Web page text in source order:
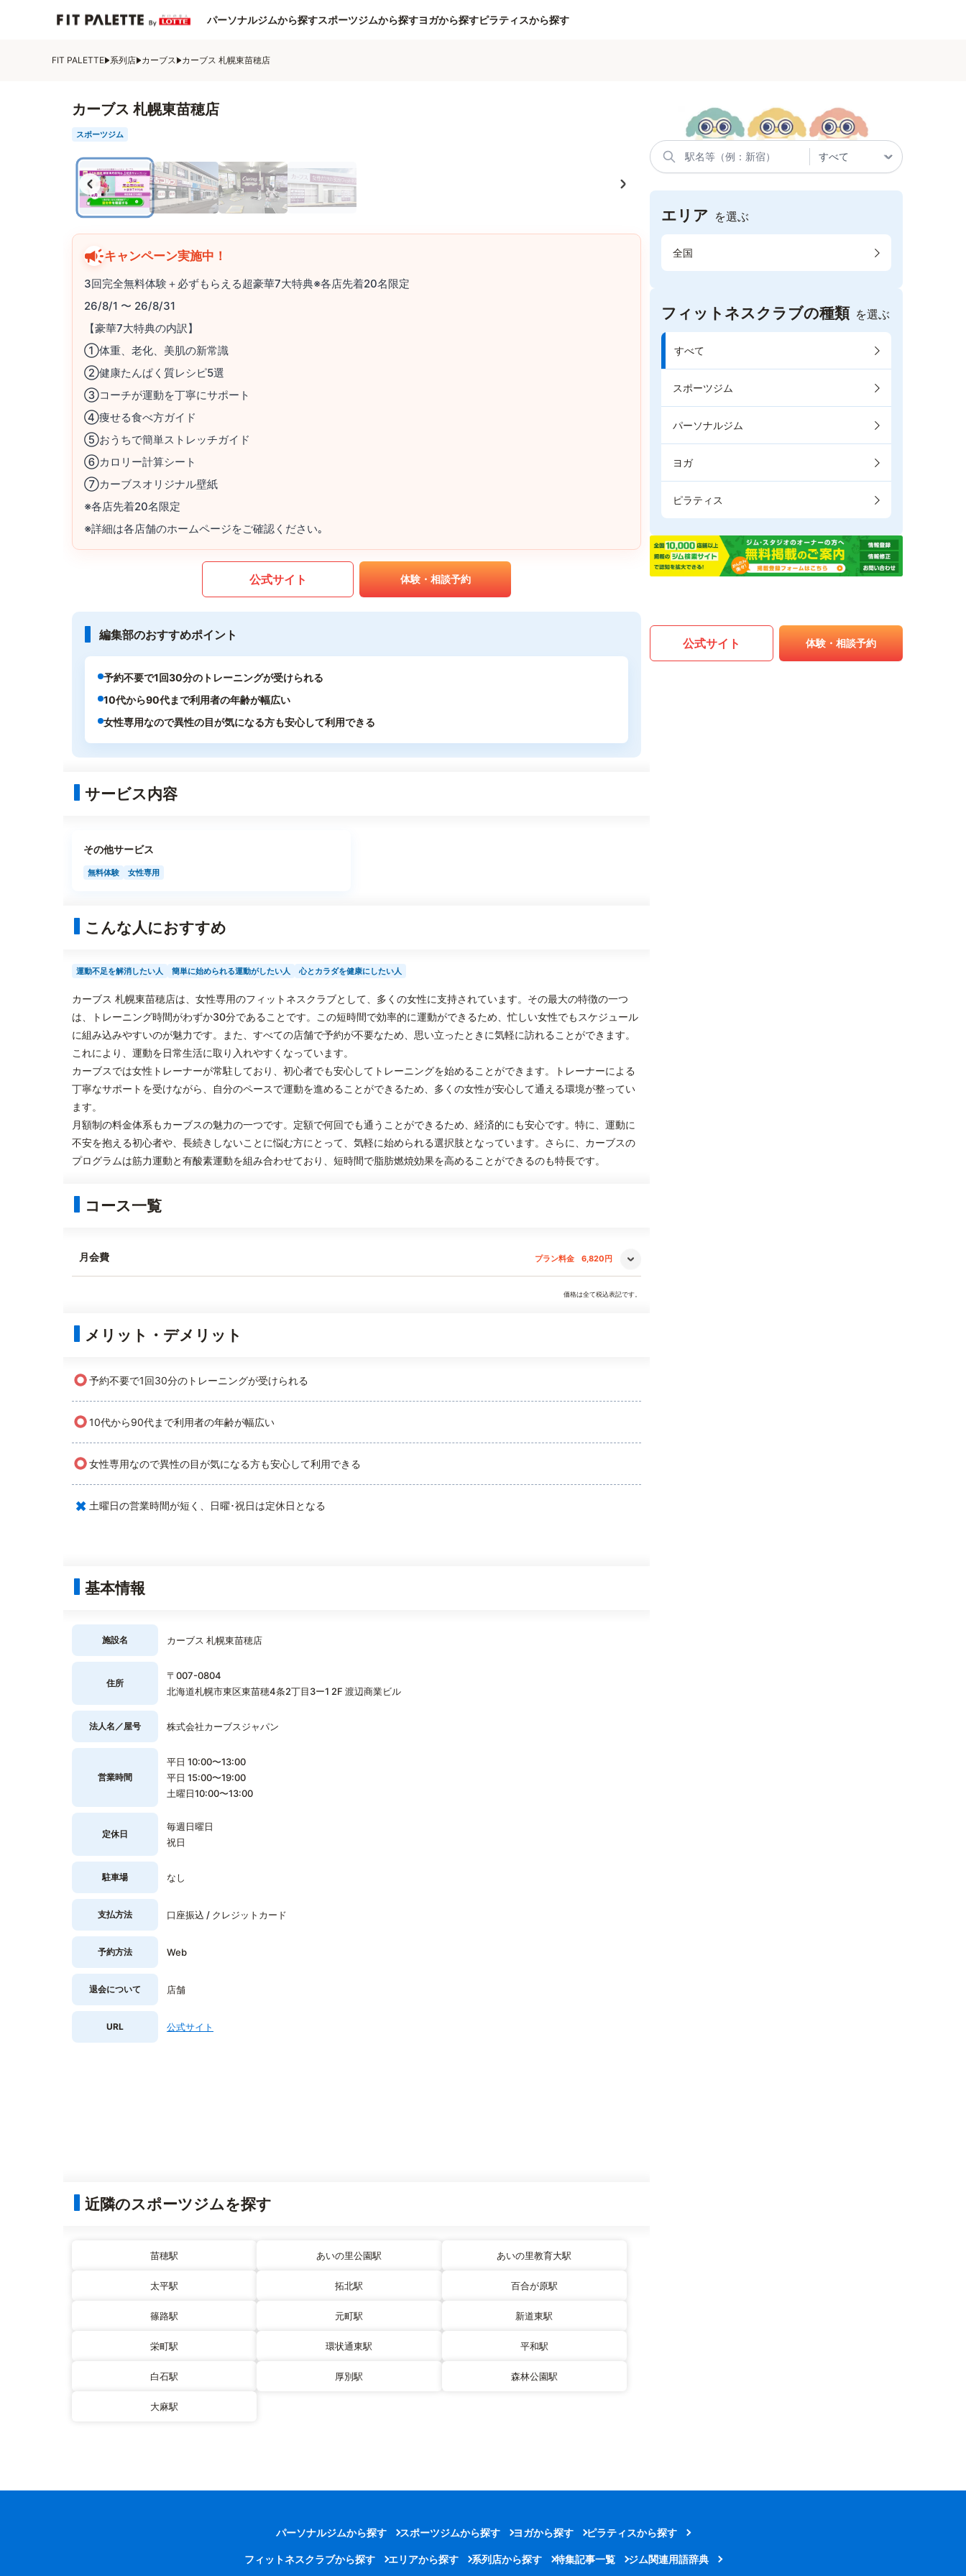
パーソナルジムから探すスポーツジムから探すヨガから探すピラティスから探す
FIT PALETTE 系列店 カーブス カーブス 札幌東苗穂店
カーブス 札幌東苗穂店
スポーツジム
キャンペーン実施中！
3回完全無料体験＋必ずもらえる超豪華7大特典※各店先着20名限定
26/8/1 〜 26/8/31
【豪華7大特典の内訳】
①体重、老化、美肌の新常識
②健康たんぱく質レシピ5選
③コーチが運動を丁寧にサポート
④痩せる食べ方ガイド
⑤おうちで簡単ストレッチガイド
⑥カロリー計算シート
⑦カーブスオリジナル壁紙
※各店先着20名限定
※詳細は各店舗のホームページをご確認ください｡
公式サイト 体験・相談予約
編集部のおすすめポイント
予約不要で1回30分のトレーニングが受けられる
10代から90代まで利用者の年齢が幅広い
女性専用なので異性の目が気になる方も安心して利用できる
サービス内容
その他サービス
無料体験 女性専用
こんな人におすすめ
運動不足を解消したい人 簡単に始められる運動がしたい人 心とカラダを健康にしたい人
カーブス 札幌東苗穂店は、女性専用のフィットネスクラブとして、多くの女性に支持されています。その最大の特徴の一つ
は、トレーニング時間がわずか30分であることです。この短時間で効率的に運動ができるため、忙しい女性でもスケジュール
に組み込みやすいのが魅力です。また、すべての店舗で予約が不要なため、思い立ったときに気軽に訪れることができます。
これにより、運動を日常生活に取り入れやすくなっています。
カーブスでは女性トレーナーが常駐しており、初心者でも安心してトレーニングを始めることができます。トレーナーによる
丁寧なサポートを受けながら、自分のペースで運動を進めることができるため、多くの女性が安心して通える環境が整ってい
ます。
月額制の料金体系もカーブスの魅力の一つです。定額で何回でも通うことができるため、経済的にも安心です。特に、運動に
不安を抱える初心者や、長続きしないことに悩む方にとって、気軽に始められる選択肢となっています。さらに、カーブスの
プログラムは筋力運動と有酸素運動を組み合わせており、短時間で脂肪燃焼効果を高めることができるのも特長です。
コース一覧
月会費 プラン料金 6,820円
価格は全て税込表記です。
メリット・デメリット
○予約不要で1回30分のトレーニングが受けられる
○10代から90代まで利用者の年齢が幅広い
○女性専用なので異性の目が気になる方も安心して利用できる
× 土曜日の営業時間が短く、日曜･祝日は定休日となる
基本情報
施設名 カーブス 札幌東苗穂店
住所
〒007-0804
北海道札幌市東区東苗穂4条2丁目3ー1 2F 渡辺商業ビル
法人名／屋号 株式会社カーブスジャパン
営業時間
平日 10:00〜13:00
平日 15:00〜19:00
土曜日10:00〜13:00
定休日
毎週日曜日
祝日
駐車場 なし
支払方法 口座振込 / クレジットカード
予約方法 Web
退会について 店舗
URL 公式サイト
近隣のスポーツジムを探す
苗穂駅 あいの里公園駅 あいの里教育大駅
太平駅 拓北駅 百合が原駅
篠路駅 元町駅 新道東駅
栄町駅 環状通東駅 平和駅
白石駅 厚別駅 森林公園駅
大麻駅
エリア を選ぶ
全国
フィットネスクラブの種類 を選ぶ
すべて
スポーツジム
パーソナルジム
ヨガ
ピラティス
公式サイト 体験・相談予約
パーソナルジムから探す スポーツジムから探す ヨガから探す ピラティスから探す
フィットネスクラブから探す エリアから探す 系列店から探す 特集記事一覧 ジム関連用語辞典